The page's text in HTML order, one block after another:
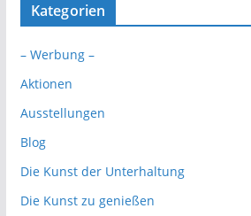
Kategorien
– Werbung –
Aktionen
Ausstellungen
Blog
Die Kunst der Unterhaltung
Die Kunst zu genießen